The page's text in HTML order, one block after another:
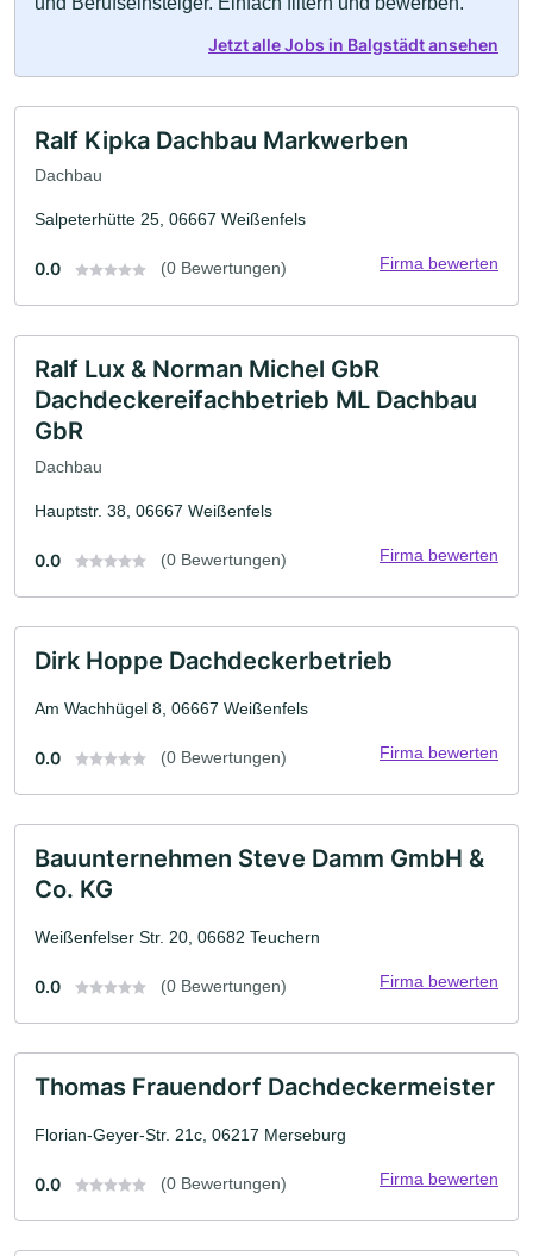
Jetzt alle Jobs in Balgstädt ansehen
Ralf Kipka Dachbau Markwerben
Dachbau
Salpeterhütte 25, 06667 Weißenfels
0.0 (0 Bewertungen) Firma bewerten
Ralf Lux & Norman Michel GbR
Dachdeckereifachbetrieb ML Dachbau
GbR
Dachbau
Hauptstr. 38, 06667 Weißenfels
0.0 (0 Bewertungen) Firma bewerten
Dirk Hoppe Dachdeckerbetrieb
Am Wachhügel 8, 06667 Weißenfels
0.0 (0 Bewertungen) Firma bewerten
Bauunternehmen Steve Damm GmbH &
Co. KG
Weißenfelser Str. 20, 06682 Teuchern
0.0 (0 Bewertungen) Firma bewerten
Thomas Frauendorf Dachdeckermeister
Florian-Geyer-Str. 21c, 06217 Merseburg
0.0 (0 Bewertungen) Firma bewerten